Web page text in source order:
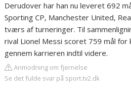
Derudover har han nu leveret 692
Sporting CP, Manchester United,
tværs af turneringer. Til
rival Lionel Messi scoret 759 mål for
gennem karrieren indtil videre.
Anmodning om fjernelse
Se det fulde svar på sport.tv2.dk